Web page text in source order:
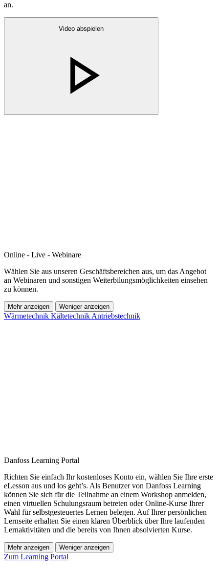
an.
Video abspielen
Online - Live - Webinare
Wählen Sie aus unseren Geschäftsbereichen aus, um das Angebot
an Webinaren und sonstigen Weiterbilungsmöglichkeiten einsehen
zu können.
Mehr anzeigen Weniger anzeigen
Wärmetechnik Kältetechnik Antriebstechnik
Danfoss Learning Portal
Richten Sie einfach Ihr kostenloses Konto ein, wählen Sie Ihre erste
eLesson aus und los geht’s. Als Benutzer von Danfoss Learning
können Sie sich für die Teilnahme an einem Workshop anmelden,
einen virtuellen Schulungsraum betreten oder Online-Kurse Ihrer
Wahl für selbstgesteuertes Lernen belegen. Auf Ihrer persönlichen
Lernseite erhalten Sie einen klaren Überblick über Ihre laufenden
Lernaktivitäten und die bereits von Ihnen absolvierten Kurse.
Mehr anzeigen Weniger anzeigen
Zum Learning Portal